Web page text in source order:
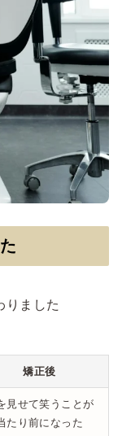
りました
矯正後
見せて笑うことが
たり前になった